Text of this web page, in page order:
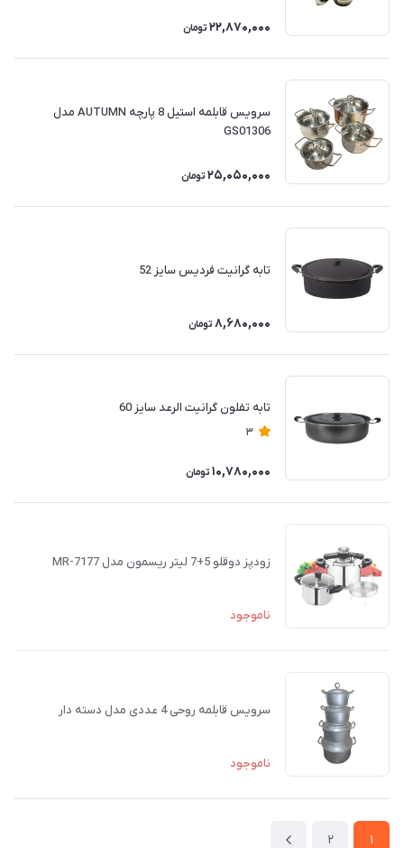
22,870,000 تومان
سرویس قابلمه استیل 8 پارچه AUTUMN مدل
GS01306
25,050,000 تومان
تابه گرانیت فردیس سایز 52
8,680,000 تومان
تابه تفلون گرانیت الرعد سایز 60
3
10,780,000 تومان
زودپز دوقلو 5+7 لیتر ریسمون مدل MR-7177
ناموجود
سرویس قابلمه روحی 4 عددی مدل دسته دار
ناموجود
1
2